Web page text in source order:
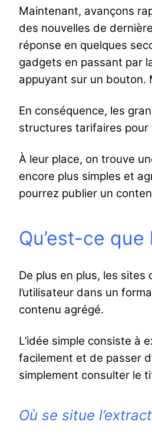
Maintenant, avançons
des nouvelles de
réponse en quelques
gadgets en passant par
appuyant sur un bouton.
En conséquence, les
structures tarifaires pour
À leur place, on trouve
encore plus simples et
pourrez publier un
Qu’est-ce
De plus en plus, les
l’utilisateur dans un
contenu agrégé.
L’idée simple consiste à
facilement et de passer
simplement consulter le
Où se situe